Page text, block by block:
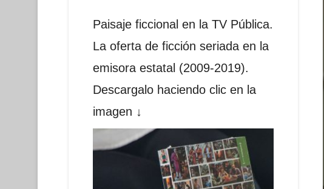
Paisaje ficcional en la TV Pública.
La oferta de ficción seriada en la
emisora estatal (2009-2019).
Descargalo haciendo clic en la
imagen ↓